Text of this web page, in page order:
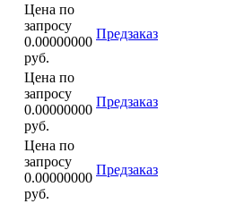
Цена по
запросу
0.00000000
руб.
Предзаказ
Цена по
запросу
0.00000000
руб.
Предзаказ
Цена по
запросу
0.00000000
руб.
Предзаказ